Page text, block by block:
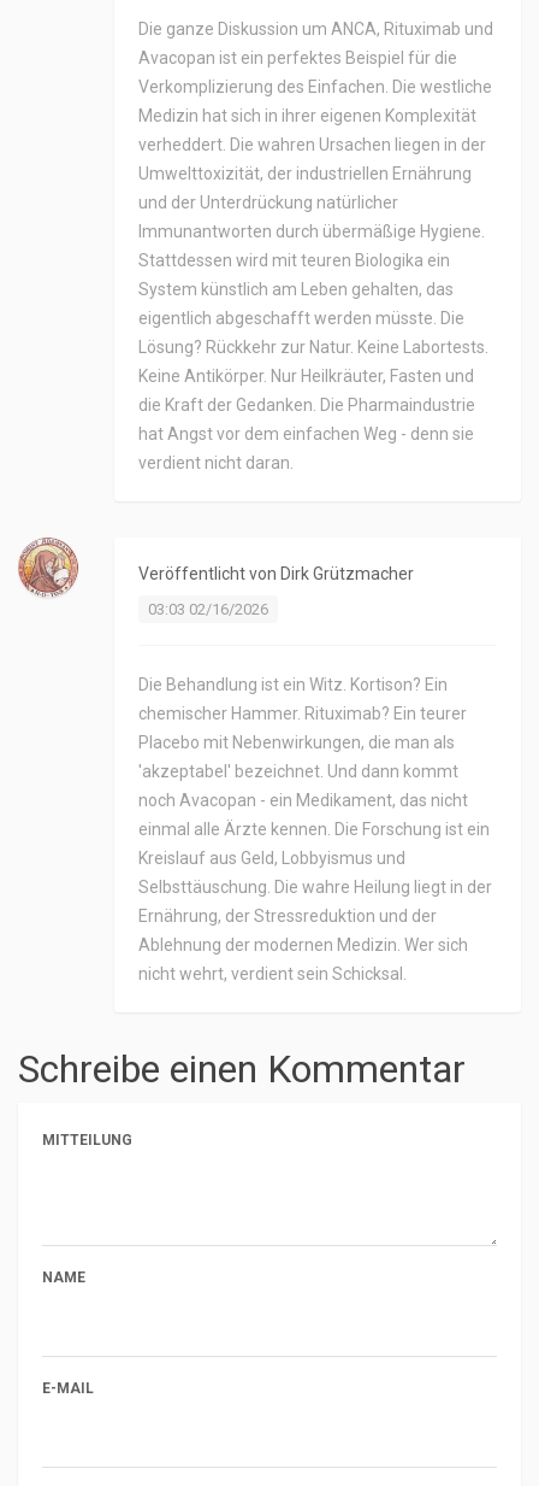
Die ganze Diskussion um ANCA, Rituximab und
Avacopan ist ein perfektes Beispiel für die
Verkomplizierung des Einfachen. Die westliche
Medizin hat sich in ihrer eigenen Komplexität
verheddert. Die wahren Ursachen liegen in der
Umwelttoxizität, der industriellen Ernährung
und der Unterdrückung natürlicher
Immunantworten durch übermäßige Hygiene.
Stattdessen wird mit teuren Biologika ein
System künstlich am Leben gehalten, das
eigentlich abgeschafft werden müsste. Die
Lösung? Rückkehr zur Natur. Keine Labortests.
Keine Antikörper. Nur Heilkräuter, Fasten und
die Kraft der Gedanken. Die Pharmaindustrie
hat Angst vor dem einfachen Weg - denn sie
verdient nicht daran.
Veröffentlicht von Dirk Grützmacher
03:03 02/16/2026
Die Behandlung ist ein Witz. Kortison? Ein
chemischer Hammer. Rituximab? Ein teurer
Placebo mit Nebenwirkungen, die man als
'akzeptabel' bezeichnet. Und dann kommt
noch Avacopan - ein Medikament, das nicht
einmal alle Ärzte kennen. Die Forschung ist ein
Kreislauf aus Geld, Lobbyismus und
Selbsttäuschung. Die wahre Heilung liegt in der
Ernährung, der Stressreduktion und der
Ablehnung der modernen Medizin. Wer sich
nicht wehrt, verdient sein Schicksal.
Schreibe einen Kommentar
MITTEILUNG
NAME
E-MAIL